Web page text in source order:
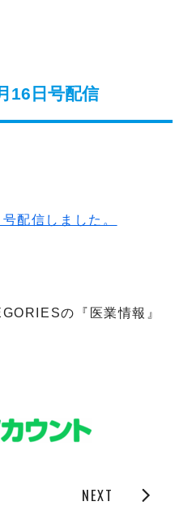
16日号配信
配信しました。
の『医業情報』
NEXT